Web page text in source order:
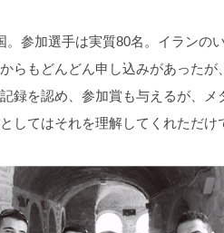
。参加選手は実質80名。イランの
らもどんどん申し込みがあった
録を認め、参加賞も与えるが、
してはそれを理解してくれただ